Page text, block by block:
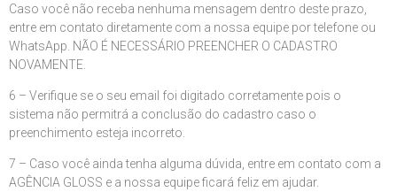
Caso você não receba nenhuma mensagem dentro deste prazo,
entre em contato diretamente com a nossa equipe por telefone ou
WhatsApp. NÃO É NECESSÁRIO PREENCHER O CADASTRO
NOVAMENTE.
6 – Verifique se o seu email foi digitado corretamente pois o
sistema não permitrá a conclusão do cadastro caso o
preenchimento esteja incorreto.
7 – Caso você ainda tenha alguma dúvida, entre em contato com a
AGÊNCIA GLOSS e a nossa equipe ficará feliz em ajudar.